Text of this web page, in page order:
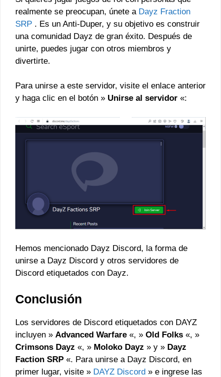
realmente se preocupan, únete a Dayz Fraction
SRP . Es un Anti-Duper, y su objetivo es construir
una comunidad Dayz de gran éxito. Después de
unirte, puedes jugar con otros miembros y
divertirte.
Para unirse a este servidor, visite el enlace anterior
y haga clic en el botón » Unirse al servidor «:
Hemos mencionado Dayz Discord, la forma de
unirse a Dayz Discord y otros servidores de
Discord etiquetados con Dayz.
Conclusión
Los servidores de Discord etiquetados con DAYZ
incluyen » Advanced Warfare «, » Old Folks «, »
Crimsons Dayz «, » Moloko Dayz » y » Dayz
Faction SRP «. Para unirse a Dayz Discord, en
primer lugar, visite » DAYZ Discord » e ingrese las